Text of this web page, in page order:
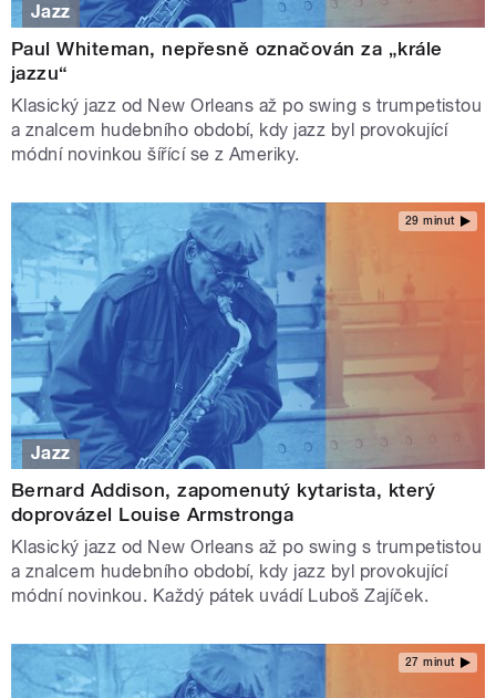
Jazz
Paul Whiteman, nepřesně označován za „krále
jazzu“
Klasický jazz od New Orleans až po swing s trumpetistou
a znalcem hudebního období, kdy jazz byl provokující
módní novinkou šířící se z Ameriky.
29 minut
Jazz
Bernard Addison, zapomenutý kytarista, který
doprovázel Louise Armstronga
Klasický jazz od New Orleans až po swing s trumpetistou
a znalcem hudebního období, kdy jazz byl provokující
módní novinkou. Každý pátek uvádí Luboš Zajíček.
27 minut